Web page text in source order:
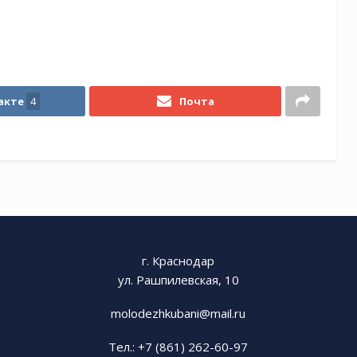
4 Почта
г. Краснодар
ул. Рашпилевская, 10
molodezhkubani@mail.ru
Тел.: +7 (861) 262-60-97